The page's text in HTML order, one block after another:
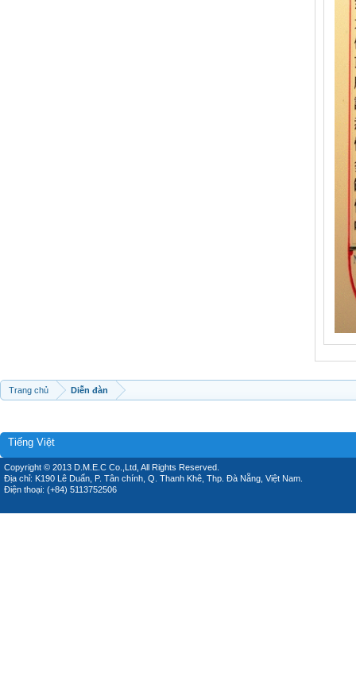
Trang chủ Diễn đàn
Tiếng Việt
Copyright © 2013 D.M.E.C Co.,Ltd, All Rights Reserved.
Địa chỉ: K190 Lê Duẩn, P. Tân chính, Q. Thanh Khê, Thp. Đà Nẵng, Việt Nam.
Điện thoại: (+84) 5113752506